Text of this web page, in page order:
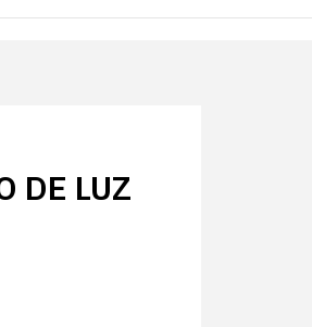
DE LUZ